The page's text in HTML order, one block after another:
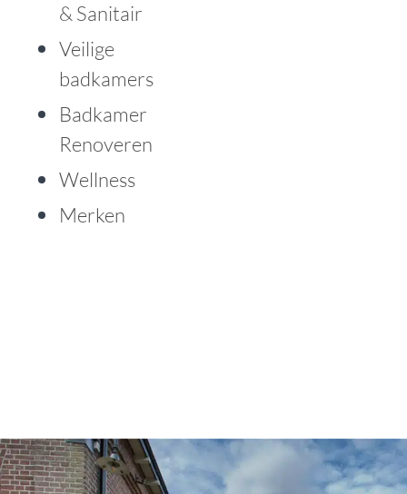
& Sanitair
Veilige
badkamers
Badkamer
Renoveren
Wellness
Merken